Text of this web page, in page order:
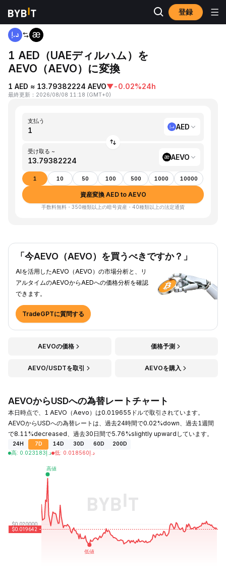
登録
ホーム AED to AEVO
1 AED（UAEディルハム）を
AEVO（AEVO）に変換
1 AED ≈ 13.79382224 AEVO▼-0.02%24h
最終更新 ： 2026/08/08 11:18 (GMT+0)
支払う
AED
受け取る ~
AEVO
1 10 50 100 500 1000 10000
資産変換 AED to AEVO
手数料無料・350種類以上の暗号資産・40種類以上の法定通貨
「今AEVO（AEVO）を買うべきですか？」
AIを活用したAEVO（AEVO）の市場分析と、リ
アルタイムのAEVOからAEDへの価格分析を確認
できます。
TradeGPTに質問する
AEVOの価格 価格予測
AEVO/USDTを取引 AEVOを購入
AEVOからUSDへの為替レートチャート
本日時点で、1 AEVO（Aevo）は0.019655ドルで取引されています。
AEVOからUSDへの為替レートは、過去24時間で0.02%down、過去1週間
で8.11%decreased、過去30日間で5.76%slightly upwardしています。
24H 7D 14D 30D 60D
200D
高: د.إ0.023183 低: د.إ0.018560
最終更新日時：2026-08-08、11:18 GMT+0